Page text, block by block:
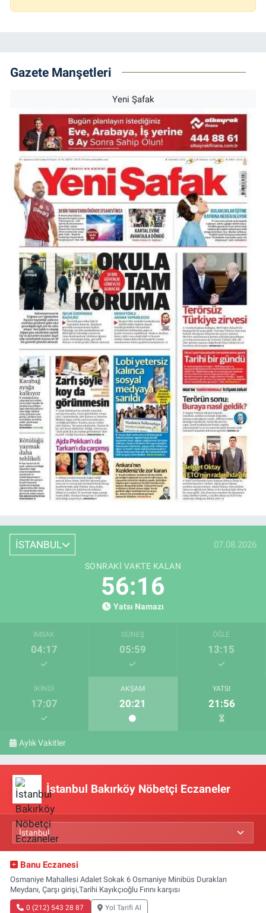
Gazete Manşetleri
Yeni Şafak
İSTANBUL 07.08.2026
SONRAKI VAKTE KALAN
56:15
Yatsı Namazı
İMSAK
04:17
GÜNEŞ
05:59
ÖĞLE
13:15
İKINDI
17:07
AKŞAM
20:21
YATSI
21:56
Aylık Vakitler
İstanbul Bakırköy Nöbetçi Eczaneler
Banu Eczanesi
Osmaniye Mahallesi Adalet Sokak 6 Osmaniye Minibüs Durakları
Meydanı, Çarşı girişi,Tarihi Kayıkçıoğlu Fırını karşısı
0 (212) 543 28 87 Yol Tarifi Al